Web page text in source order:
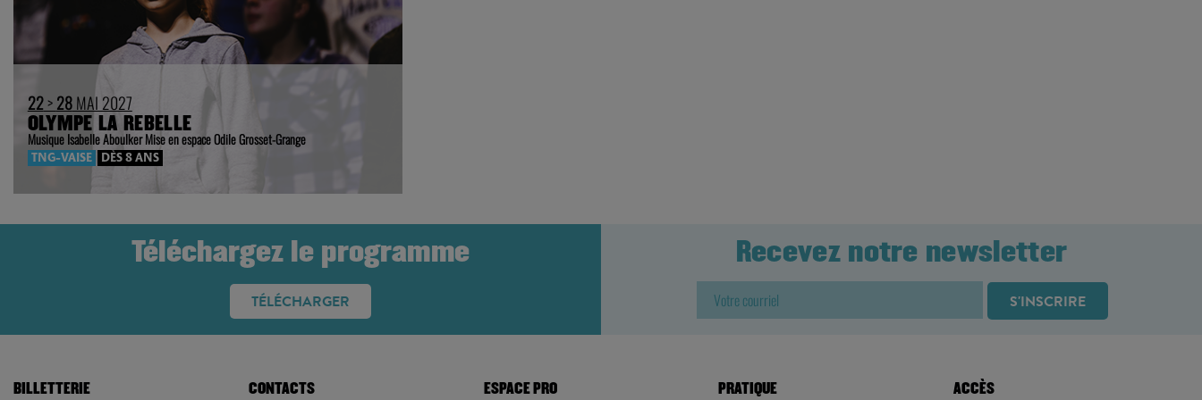
22>28MAI 2027
OLYMPE LA REBELLE
Musique Isabelle Aboulker Mise en espace Odile Grosset-Grange
TNG-VAISE DÈS 8 ANS
Téléchargez le programme
TÉLÉCHARGER
Recevez notre newsletter
BILLETTERIE CONTACTS ESPACE PRO PRATIQUE ACCÈS